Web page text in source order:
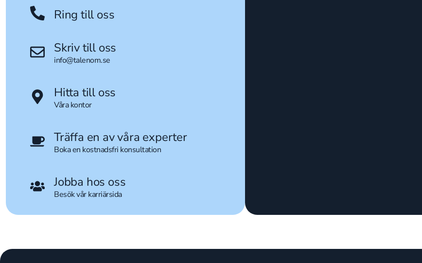
Ring till oss
Skriv till oss
info@talenom.se
Hitta till oss
Våra kontor
Träffa en av våra experter
Boka en kostnadsfri konsultation
Jobba hos oss
Besök vår karriärsida